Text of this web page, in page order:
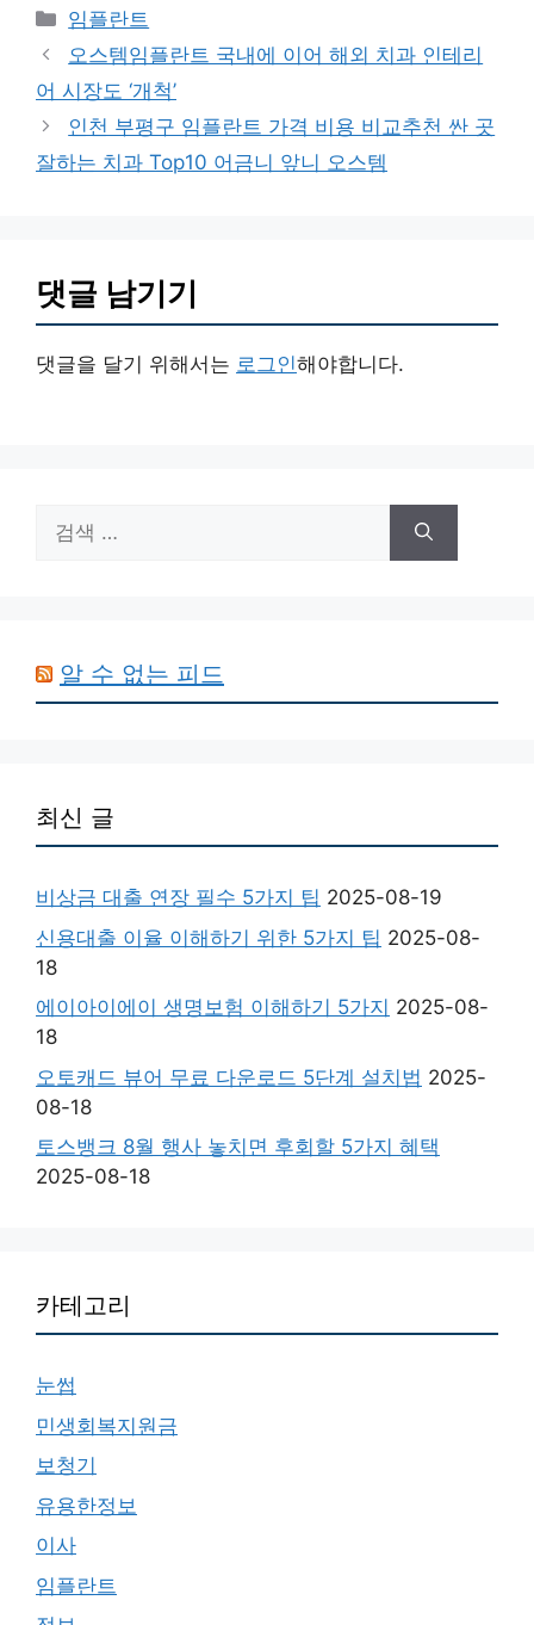
카
테
리
임플란트
오스템임플란트 국내에 이어 해외 치과 인테리
어 시장도 ‘개척’
인천 부평구 임플란트 가격 비용 비교추천 싼 곳
잘하는 치과 Top10 어금니 앞니 오스템
댓글 남기기
댓글을 달기 위해서는 로그인해야합니다.
색:
알 수 없는 피드
최신 글
비상금 대출 연장 필수 5가지 팁 2025-08-19
신용대출 이율 이해하기 위한 5가지 팁 2025-08-
18
에이아이에이 생명보험 이해하기 5가지 2025-08-
18
오토캐드 뷰어 무료 다운로드 5단계 설치법 2025-
08-18
토스뱅크 8월 행사 놓치면 후회할 5가지 혜택
2025-08-18
카테고리
눈썹
민생회복지원금
보청기
유용한정보
이사
임플란트